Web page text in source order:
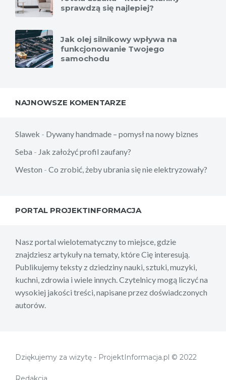
sprawdzą się najlepiej?
Jak olej silnikowy wpływa na
funkcjonowanie Twojego
samochodu
NAJNOWSZE KOMENTARZE
Slawek - Dywany handmade – pomysł na nowy biznes
Seba - Jak założyć profil zaufany?
Weston - Co zrobić, żeby ubrania się nie elektryzowały?
PORTAL PROJEKTINFORMACJA
Nasz portal wielotematyczny to miejsce, gdzie
znajdziesz artykuły na tematy, które Cię interesują.
Publikujemy teksty z dziedziny nauki, sztuki, muzyki,
kuchni, zdrowia i wiele innych. Czytelnicy mogą liczyć na
wysokiej jakości treści, napisane przez doświadczonych
autorów.
Dziękujemy za wizytę - ProjektInformacja.pl © 2022